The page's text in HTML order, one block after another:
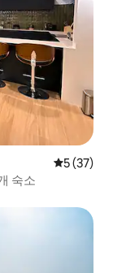
평점 5점
5 (37)
숙소